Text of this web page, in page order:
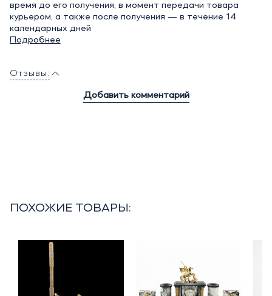
время до его получения, в момент передачи товара
курьером, а также после получения — в течение 14
календарных дней
Подробнее
Отзывы:
Добавить комментарий
ПОХОЖИЕ ТОВАРЫ: